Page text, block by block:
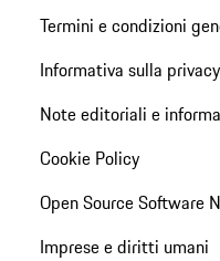
Termini e condizioni
Informativa sulla privacy
Note editoriali e
Cookie Policy
Open Source Software
Imprese e diritti umani